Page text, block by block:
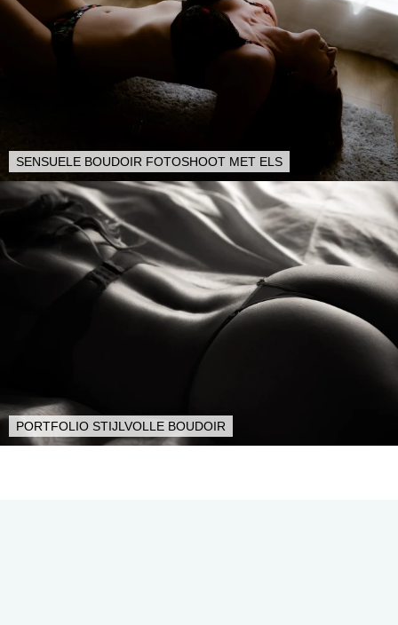
SENSUELE BOUDOIR FOTOSHOOT MET ELS
PORTFOLIO STIJLVOLLE BOUDOIR